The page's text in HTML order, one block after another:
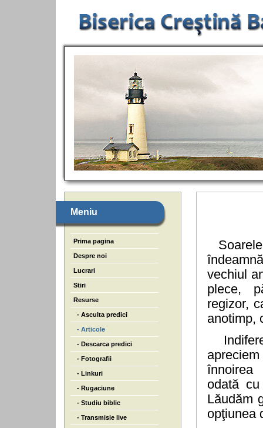
Meniu
Prima pagina
Despre noi
Lucrari
Stiri
Resurse
- Asculta predici
- Articole
- Descarca predici
- Fotografii
- Linkuri
- Rugaciune
- Studiu biblic
- Transmisie live
Soarele
vechiul
plece,
regizor,
anotimp,
înnoirea
odată
Lăudăm
opţiunea